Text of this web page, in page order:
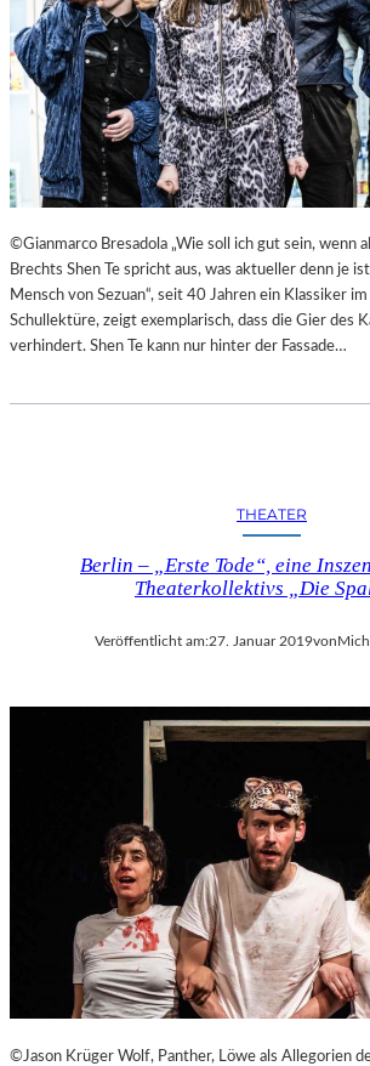
©Gianmarco Bresadola „Wie soll ich gut sein, wenn
Brechts Shen Te spricht aus, was aktueller denn je
Mensch von Sezuan“, seit 40 Jahren ein Klassiker
Schullektüre, zeigt exemplarisch, dass die Gier des
verhindert. Shen Te kann nur hinter der Fassade…
THEATER
Berlin – „Erste Tode“, eine
Theaterkollektivs „Die
Veröffentlicht am:27. Januar 2019von
©Jason Krüger Wolf, Panther, Löwe als Allegorien